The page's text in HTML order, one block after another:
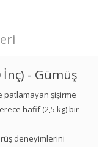
- Gümüş
patlamayan şişirme
hafif (2,5 kg) bir
deneyimlerini